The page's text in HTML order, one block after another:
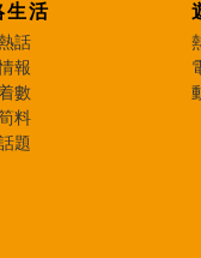
生活
話
報
數
料
題